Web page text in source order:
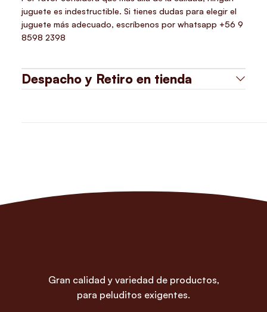
juguete es indestructible. Si tienes dudas para elegir el
juguete más adecuado, escríbenos por whatsapp +56 9
8598 2398
Despacho y Retiro en tienda
Gran calidad y variedad de productos,
para peluditos exigentes.